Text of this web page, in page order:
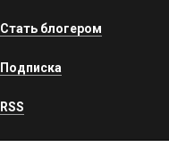
Стать блогером
Подписка
RSS